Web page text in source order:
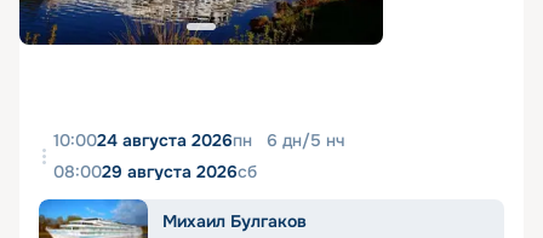
10:0024 августа 2026пн 6 дн/5 нч
08:0029 августа 2026сб
Михаил Булгаков